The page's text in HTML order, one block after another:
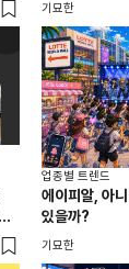
기묘한
업종별 트렌드
에이피알, 아
있을까?
기묘한